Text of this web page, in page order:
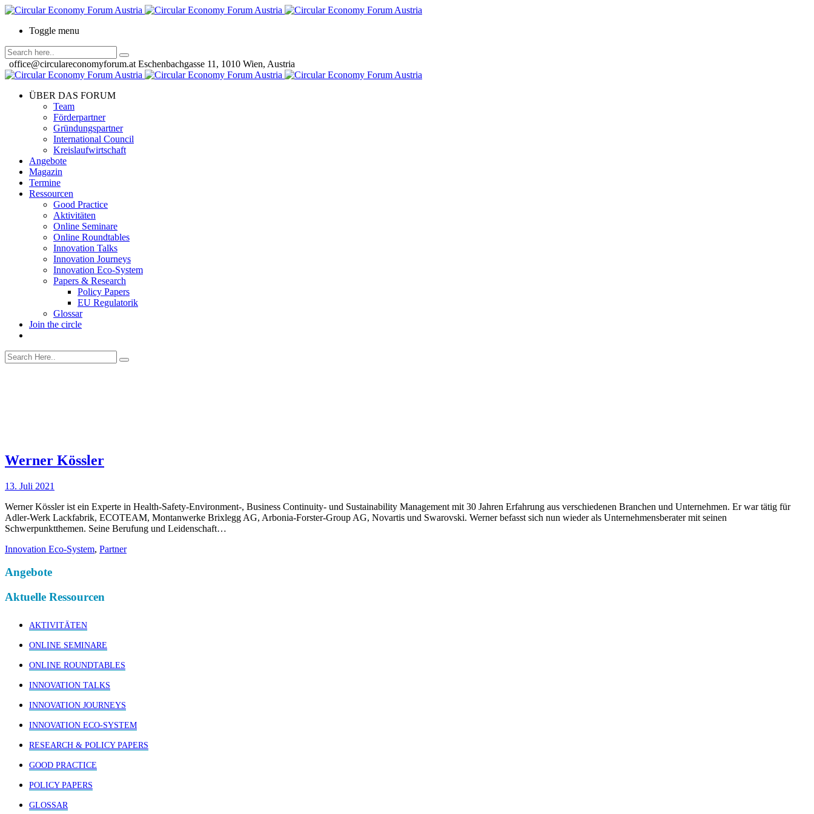
Toggle menu
office@circulareconomyforum.at Eschenbachgasse 11, 1010 Wien, Austria
ÜBER DAS FORUM
Team
Förderpartner
Gründungspartner
International Council
Kreislaufwirtschaft
Angebote
Magazin
Termine
Ressourcen
Good Practice
Aktivitäten
Online Seminare
Online Roundtables
Innovation Talks
Innovation Journeys
Innovation Eco-System
Papers & Research
Policy Papers
EU Regulatorik
Glossar
Join the circle
Werner Kössler
13. Juli 2021
Werner Kössler ist ein Experte in Health-Safety-Environment-, Business Continuity- und Sustainability Management mit 30 Jahren Erfahrung aus verschiedenen Branchen und Unternehmen. Er war tätig für
Adler-Werk Lackfabrik, ECOTEAM, Montanwerke Brixlegg AG, Arbonia-Forster-Group AG, Novartis und Swarovski. Werner befasst sich nun wieder als Unternehmensberater mit seinen
Schwerpunktthemen. Seine Berufung und Leidenschaft…
Innovation Eco-System, Partner
Angebote
Aktuelle Ressourcen
AKTIVITÄTEN
ONLINE SEMINARE
ONLINE ROUNDTABLES
INNOVATION TALKS
INNOVATION JOURNEYS
INNOVATION ECO-SYSTEM
RESEARCH & POLICY PAPERS
GOOD PRACTICE
POLICY PAPERS
GLOSSAR